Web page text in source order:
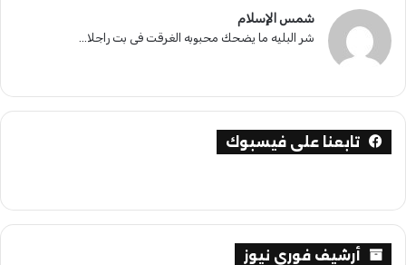
شمس الإسلام
شر البليه ما يضحك محبوبه الغرقت فى بت راجلا...
تابعنا على فيسبوك
أرشيف فوري نيوز